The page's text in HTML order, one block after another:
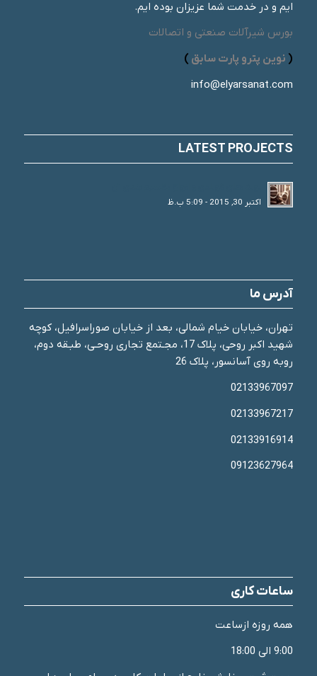
ایم و در خدمت شما عزیزان بوده ایم.
بورس شیرآلات صنعتی و اتصالات
( نوین پترو پارت سابق )
info@elyarsanat.com
LATEST PROJECTS
اکتبر 30, 2015 - 5:09 ب.ظ
آدرس ما
تهران، خیابان خیام شمالی، بعد از خیابان صوراسرافیل، کوچه
شهید اکبر روحی، پلاک 17، مجـتمع تجاری روحـی، طبـقه دوم،
روبه روی آسانسور، پلاک 26
02133967097
02133967217
02133916914
09123627964
ساعات کاری
همه روزه ازساعت
9:00 الی 18:00